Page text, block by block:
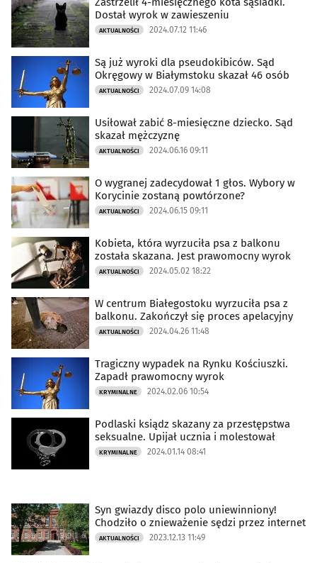
Dostał wyrok w zawieszeniu
AKTUALNOŚCI 2024.07.12 11:46
Są już wyroki dla pseudokibiców. Sąd
Okręgowy w Białymstoku skazał 46 osób
AKTUALNOŚCI 2024.07.09 14:08
Usiłował zabić 8-miesięczne dziecko. Sąd
skazał mężczyznę
AKTUALNOŚCI 2024.06.16 09:11
O wygranej zadecydował 1 głos. Wybory w
Korycinie zostaną powtórzone?
AKTUALNOŚCI 2024.06.15 09:11
Kobieta, która wyrzuciła psa z balkonu
została skazana. Jest prawomocny wyrok
AKTUALNOŚCI 2024.05.02 18:22
W centrum Białegostoku wyrzuciła psa z
balkonu. Zakończył się proces apelacyjny
AKTUALNOŚCI 2024.04.26 11:48
Tragiczny wypadek na Rynku Kościuszki.
Zapadł prawomocny wyrok
KRYMINALNE 2024.02.06 10:54
Podlaski ksiądz skazany za przestępstwa
seksualne. Upijał ucznia i molestował
KRYMINALNE 2024.01.14 08:41
Syn gwiazdy disco polo uniewinniony!
Chodziło o znieważenie sędzi przez internet
AKTUALNOŚCI 2023.12.13 11:49